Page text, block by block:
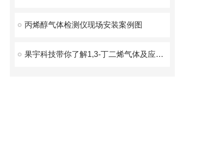
丙烯醇气体检测仪现场安装案例图
果宇科技带你了解1,3-丁二烯气体及应用场合